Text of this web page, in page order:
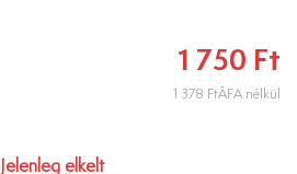
1 750 Ft
1 378 FtÁFA nélkül
Jelenleg elkelt